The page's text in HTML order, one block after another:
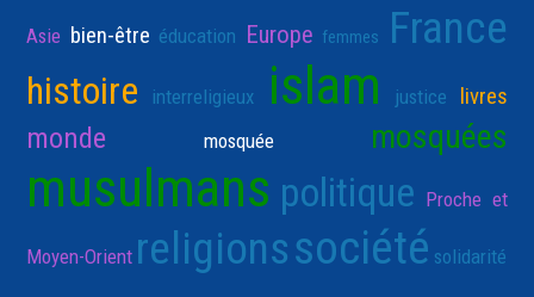
Asie bien-être éducation Europe femmes France
histoire interreligieux islam justice livres
monde mosquée mosquées
musulmans politique Proche et
Moyen-Orient religionssociété solidarité